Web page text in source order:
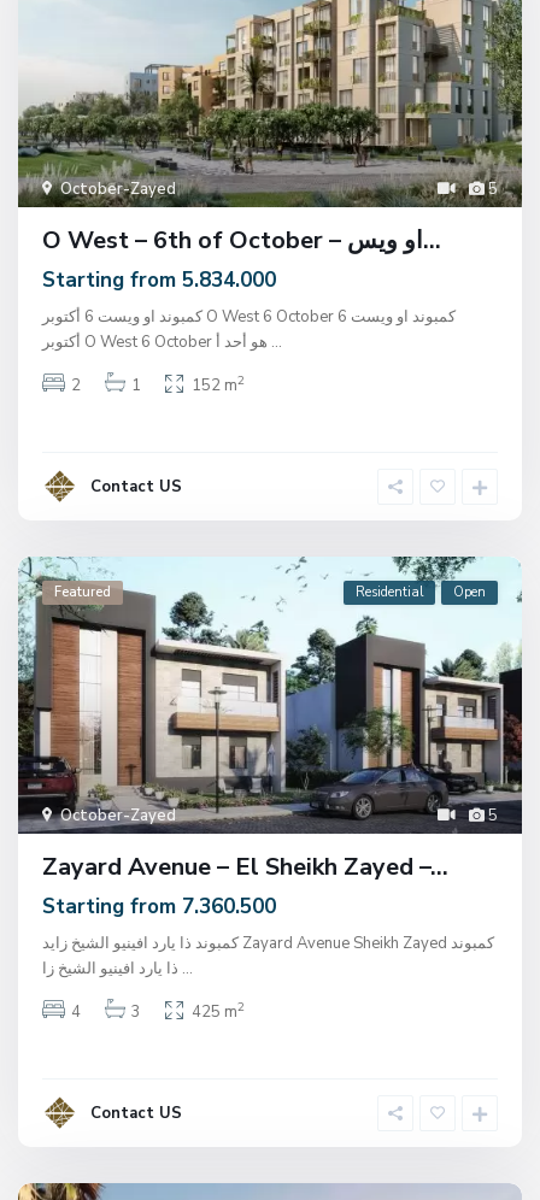
5
October-Zayed
O West – 6th of October – او ويس...
Starting from 5.834.000
كمبوند او ويست 6 أكتوبر O West 6 October كمبوند او ويست 6
...
2
1 152 m2
Contact US
5
October-Zayed
Featured Residential Open
Zayard Avenue – El Sheikh Zayed –...
Starting from 7.360.500
كمبوند ذا يارد افينيو الشيخ زايد Zayard Avenue Sheikh Zayed كمبوند
...
4
3 425 m2
Contact US